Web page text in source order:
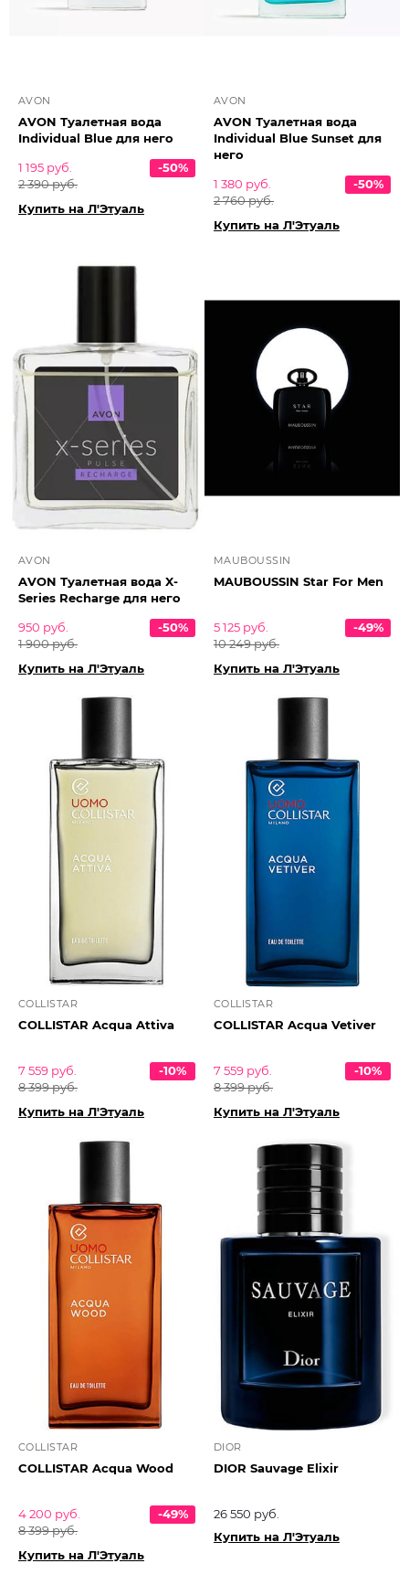
AVON
AVON Туалетная вода
Individual Blue для него
1 195 руб.
2 390 руб.
-50%
Купить на Л'Этуаль
AVON
AVON Туалетная вода
Individual Blue Sunset для
него
1 380 руб.
2 760 руб.
-50%
Купить на Л'Этуаль
AVON
AVON Туалетная вода X-
Series Recharge для него
950 руб.
1 900 руб.
-50%
Купить на Л'Этуаль
MAUBOUSSIN
MAUBOUSSIN Star For Men
5 125 руб.
10 249 руб.
-49%
Купить на Л'Этуаль
COLLISTAR
COLLISTAR Acqua Attiva
7 559 руб.
8 399 руб.
-10%
Купить на Л'Этуаль
COLLISTAR
COLLISTAR Acqua Vetiver
7 559 руб.
8 399 руб.
-10%
Купить на Л'Этуаль
COLLISTAR
COLLISTAR Acqua Wood
4 200 руб.
8 399 руб.
-49%
Купить на Л'Этуаль
DIOR
DIOR Sauvage Elixir
26 550 руб.
Купить на Л'Этуаль